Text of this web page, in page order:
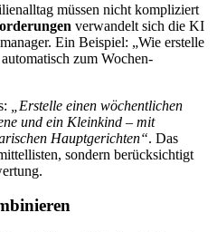
müssen nicht kompliziert
verwandelt sich die KI
Ein Beispiel: „Wie erstelle
zum Wochen-
„Erstelle einen wöchentlichen
und ein Kleinkind – mit
Hauptgerichten“. Das
sondern berücksichtigt